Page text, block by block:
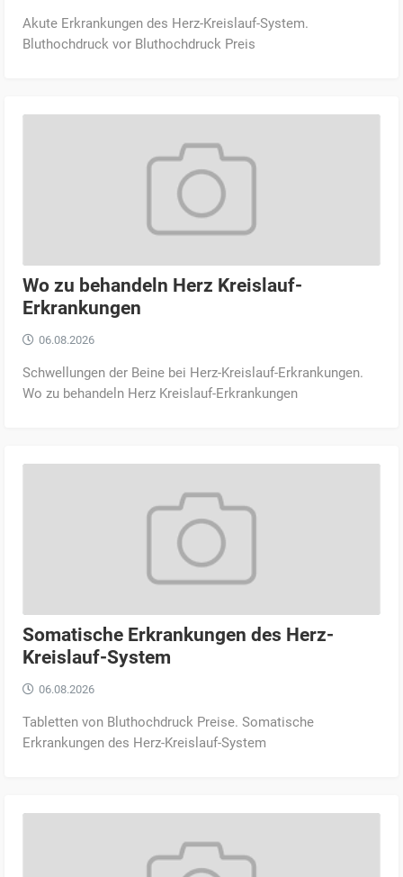
Akute Erkrankungen des Herz-Kreislauf-System.
Bluthochdruck vor Bluthochdruck Preis
Wo zu behandeln Herz Kreislauf-
Erkrankungen
06.08.2026
Schwellungen der Beine bei Herz-Kreislauf-Erkrankungen.
Wo zu behandeln Herz Kreislauf-Erkrankungen
Somatische Erkrankungen des Herz-
Kreislauf-System
06.08.2026
Tabletten von Bluthochdruck Preise. Somatische
Erkrankungen des Herz-Kreislauf-System